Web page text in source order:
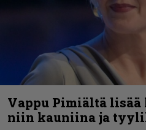
Vappu Pimiältä lisää
niin kauniina ja